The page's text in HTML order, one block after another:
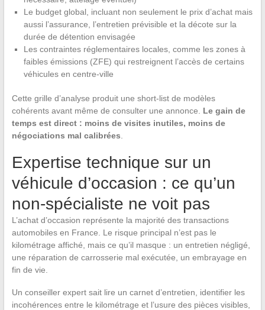
Le budget global, incluant non seulement le prix d’achat mais
aussi l’assurance, l’entretien prévisible et la décote sur la
durée de détention envisagée
Les contraintes réglementaires locales, comme les zones à
faibles émissions (ZFE) qui restreignent l’accès de certains
véhicules en centre-ville
Cette grille d’analyse produit une short-list de modèles
cohérents avant même de consulter une annonce. Le gain de
temps est direct : moins de visites inutiles, moins de
négociations mal calibrées
Expertise technique sur un
véhicule d’occasion : ce qu’un
non-spécialiste ne voit pas
L’achat d’occasion représente la majorité des transactions
automobiles en France. Le risque principal n’est pas le
kilométrage affiché, mais ce qu’il masque : un entretien négligé,
une réparation de carrosserie mal exécutée, un embrayage en
fin de vie.
Un conseiller expert sait lire un carnet d’entretien, identifier les
incohérences entre le kilométrage et l’usure des pièces visibles,